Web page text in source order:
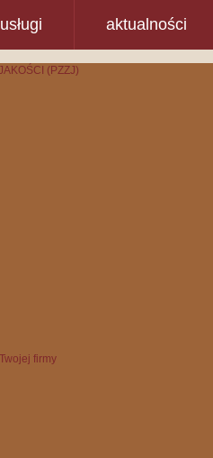
usługi aktualności